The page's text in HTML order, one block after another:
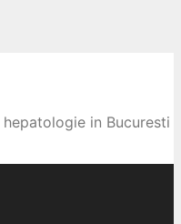
in Bucuresti